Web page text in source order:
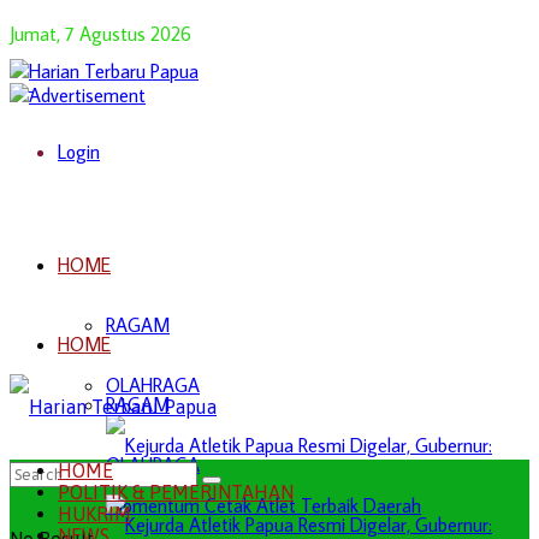
Jumat, 7 Agustus 2026
Login
HOME
RAGAM
OLAHRAGA
HOME
RAGAM
OLAHRAGA
HOME
POLITIK & PEMERINTAHAN
HUKRIM